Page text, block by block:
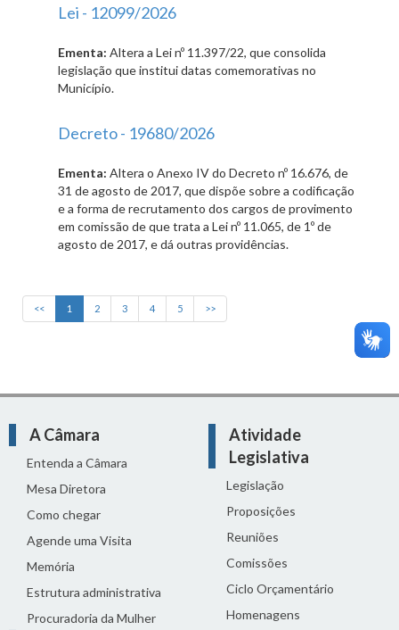
Lei - 12099/2026
Ementa: Altera a Lei nº 11.397/22, que consolida
legislação que institui datas comemorativas no
Município.
Decreto - 19680/2026
Ementa: Altera o Anexo IV do Decreto nº 16.676, de
31 de agosto de 2017, que dispõe sobre a codificação
e a forma de recrutamento dos cargos de provimento
em comissão de que trata a Lei nº 11.065, de 1º de
agosto de 2017, e dá outras providências.
<< 1 2 3 4 5 >>
A Câmara
Entenda a Câmara
Mesa Diretora
Como chegar
Agende uma Visita
Memória
Estrutura administrativa
Procuradoria da Mulher
Atividade
Legislativa
Legislação
Proposições
Reuniões
Comissões
Ciclo Orçamentário
Homenagens